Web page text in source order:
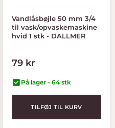
Vandlåsbøjle 50 mm 3/4
til vask/opvaskemaskine
hvid 1 stk - DALLMER
Tilbudspris
79 kr
På lager - 64 stk
TILFØJ TIL KURV